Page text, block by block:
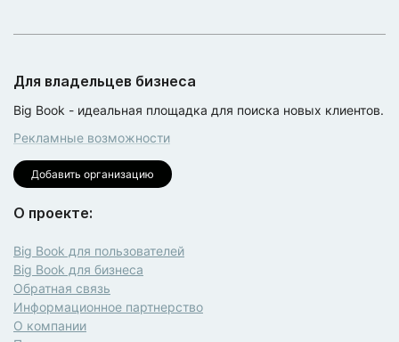
Для владельцев бизнеса
Big Book - идеальная площадка для поиска новых клиентов.
Рекламные возможности
Добавить организацию
О проекте:
Big Book для пользователей
Big Book для бизнеса
Обратная связь
Информационное партнерство
О компании